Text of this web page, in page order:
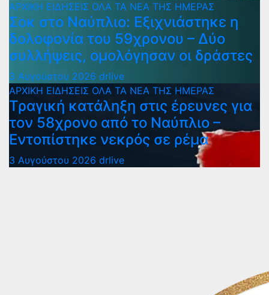
ΑΡΧΙΚΗ ΕΙΔΗΣΕΙΣ ΟΛΑ ΤΑ ΝΕΑ ΤΗΣ ΗΜΕΡΑΣ
Σοκ στο Ναύπλιο: Εξιχνιάστηκε η
δολοφονία του 59χρονου – Δύο
συλλήψεις, ομολόγησαν οι δράστες
3 Αυγούστου 2026 drlive
ΑΡΧΙΚΗ ΕΙΔΗΣΕΙΣ ΟΛΑ ΤΑ ΝΕΑ ΤΗΣ ΗΜΕΡΑΣ
Τραγική κατάληξη στις έρευνες για
τον 58χρονο από το Ναύπλιο –
Εντοπίστηκε νεκρός σε ρέμα
3 Αυγούστου 2026 drlive